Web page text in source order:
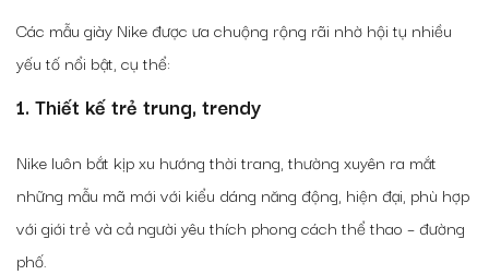
Các mẫu giày Nike được ưa chuộng rộng rãi nhờ hội tụ nhiều
yếu tố nổi bật, cụ thể:
1. Thiết kế trẻ trung, trendy
Nike luôn bắt kịp xu hướng thời trang, thường xuyên ra mắt
những mẫu mã mới với kiểu dáng năng động, hiện đại, phù hợp
với giới trẻ và cả người yêu thích phong cách thể thao – đường
phố.